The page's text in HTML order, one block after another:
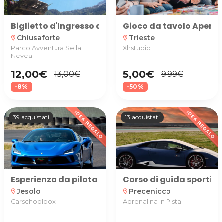
Biglietto d'Ingresso al Parco Avventura di Sella
location_on Chiusaforte
Parco Avventura Sella
Nevea
12,00€ 13,00€
-8%
Gioco da tavolo
location_on Trieste
Xhstudio
5,00€ 9,99€
-50%
39 acquistati
Esperienza da pilota su Ferrari F8 Tributo (fino
location_onJesolo
Carschoolbox
13 acquistati
Corso di guida
location_on Precenicco
Adrenalina In Pista